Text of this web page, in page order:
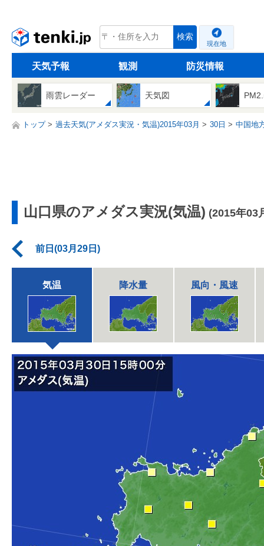
tenki.jp 検索
現在地
天気予報 観測 防災情報
雨雲レーダー 天気図
トップ 過去天気(アメダス実況・気温)2015年03月 30日 中国地
山口県のアメダス実況(気温) (2015年03
前日(03月29日)
気温 降水量 風向・風速